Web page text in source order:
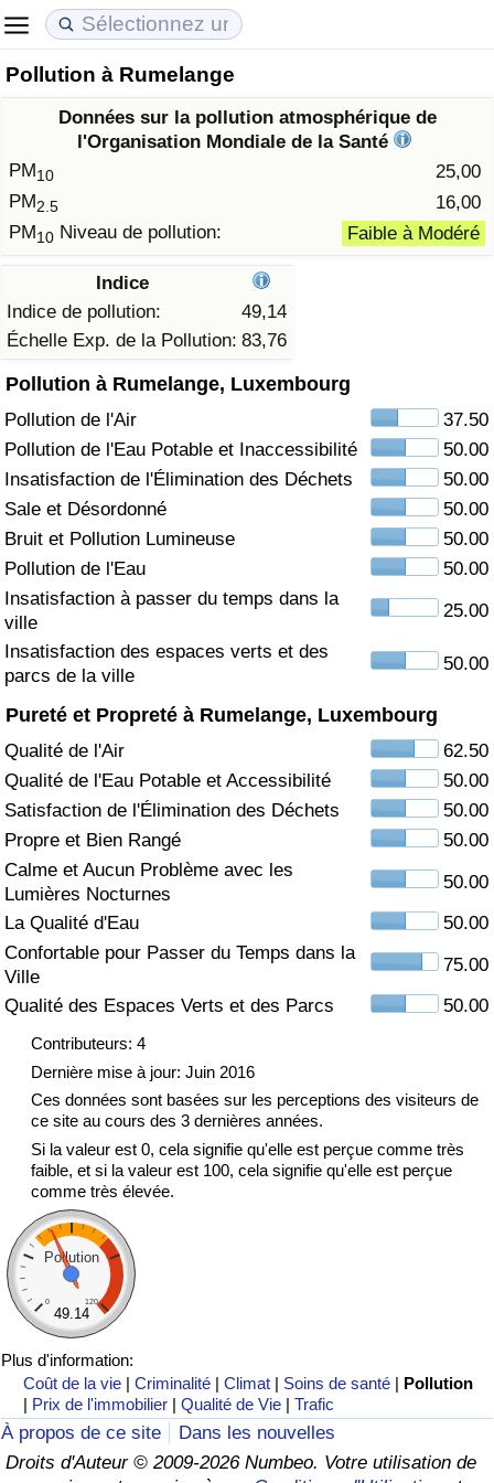
Pollution à Rumelange
Données sur la pollution atmosphérique de
l'Organisation Mondiale de la Santé
PM10
25,00
PM2.5
16,00
PM10 Niveau de pollution: Faible à Modéré
Indice
Indice de pollution:
49,14
Échelle Exp. de la Pollution: 83,76
Pollution à Rumelange, Luxembourg
Pollution de l'Air
37.50
Pollution de l'Eau Potable et Inaccessibilité
50.00
Insatisfaction de l'Élimination des Déchets
50.00
Sale et Désordonné
50.00
Bruit et Pollution Lumineuse
50.00
Pollution de l'Eau
50.00
Insatisfaction à passer du temps dans la
ville
25.00
Insatisfaction des espaces verts et des
parcs de la ville
50.00
Pureté et Propreté à Rumelange, Luxembourg
Qualité de l'Air
62.50
Qualité de l'Eau Potable et Accessibilité
50.00
Satisfaction de l'Élimination des Déchets
50.00
Propre et Bien Rangé
50.00
Calme et Aucun Problème avec les
Lumières Nocturnes
50.00
La Qualité d'Eau
50.00
Confortable pour Passer du Temps dans la
Ville
75.00
Qualité des Espaces Verts et des Parcs
50.00
Contributeurs: 4
Dernière mise à jour: Juin 2016
Ces données sont basées sur les perceptions des visiteurs de
ce site au cours des 3 dernières années.
Si la valeur est 0, cela signifie qu'elle est perçue comme très
faible, et si la valeur est 100, cela signifie qu'elle est perçue
comme très élevée.
Pollution
0 120
49.14
Plus d'information:
Coût de la vie |Criminalité |Climat | Soins de santé | Pollution
| Prix de l'immobilier |Qualité de Vie |Trafic
À propos de ce site
Dans les nouvelles
Droits d'Auteur © 2009-2026 Numbeo. Votre utilisation de
Coût de la vie
Indice du Coût de la Vie (Actuel)
Indice du Coût de la Vie
à Akaba
Prix de l'immobilier
Indice des Prix de l'immobilier (Actuel)
Indice des Prix de l'immobilier
Indice des Prix de l'immobilier par Pays
Qualité de Vie
Indice de Qualité de Vie
Indice de Qualité de Vie (Actuel)
Criminalité
Indice de Criminalité (Actuel)
Indice de Criminalité
Indice de criminalité par pays
Soins de santé
Indice des soins de santé (Actuel)
Indice des soins de santé
Indice des soins de santé par Pays
Pollution
Indice de Pollution (Actuel)
Indice de pollution
Indice de Pollution par Pays
Trafic
Indice de Trafic
Indice de Trafic (Actuel)
Indice de Trafic par Pays